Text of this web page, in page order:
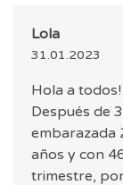
Lola
31.01.2023
Hola a
Después de
embarazada
años y con
trimestre,